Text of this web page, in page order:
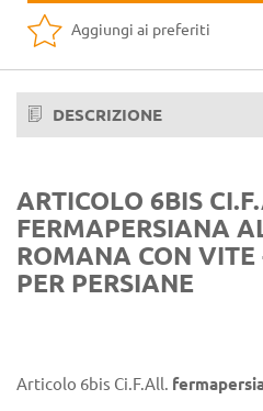
Aggiungi ai preferiti
DESCRIZIONE
ARTICOLO 6BIS
FERMAPERSIANA
ROMANA CON VITE
PER PERSIANE
Articolo 6bis Ci.F.All.